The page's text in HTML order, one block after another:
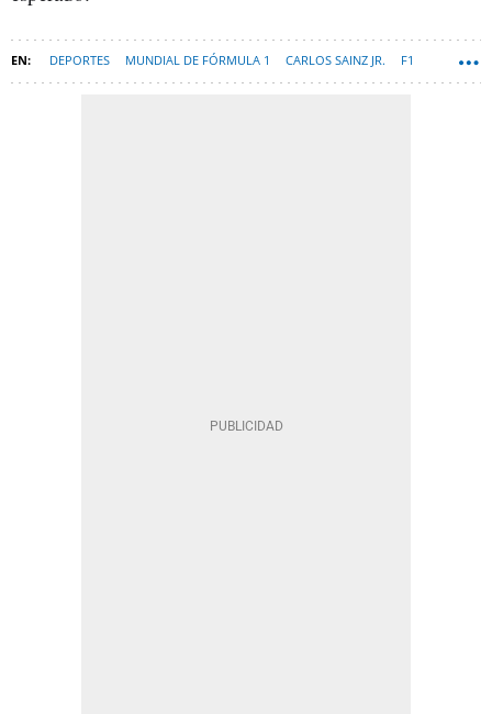
DEPORTES MUNDIAL DE FÓRMULA 1 CARLOS SAINZ JR. F1